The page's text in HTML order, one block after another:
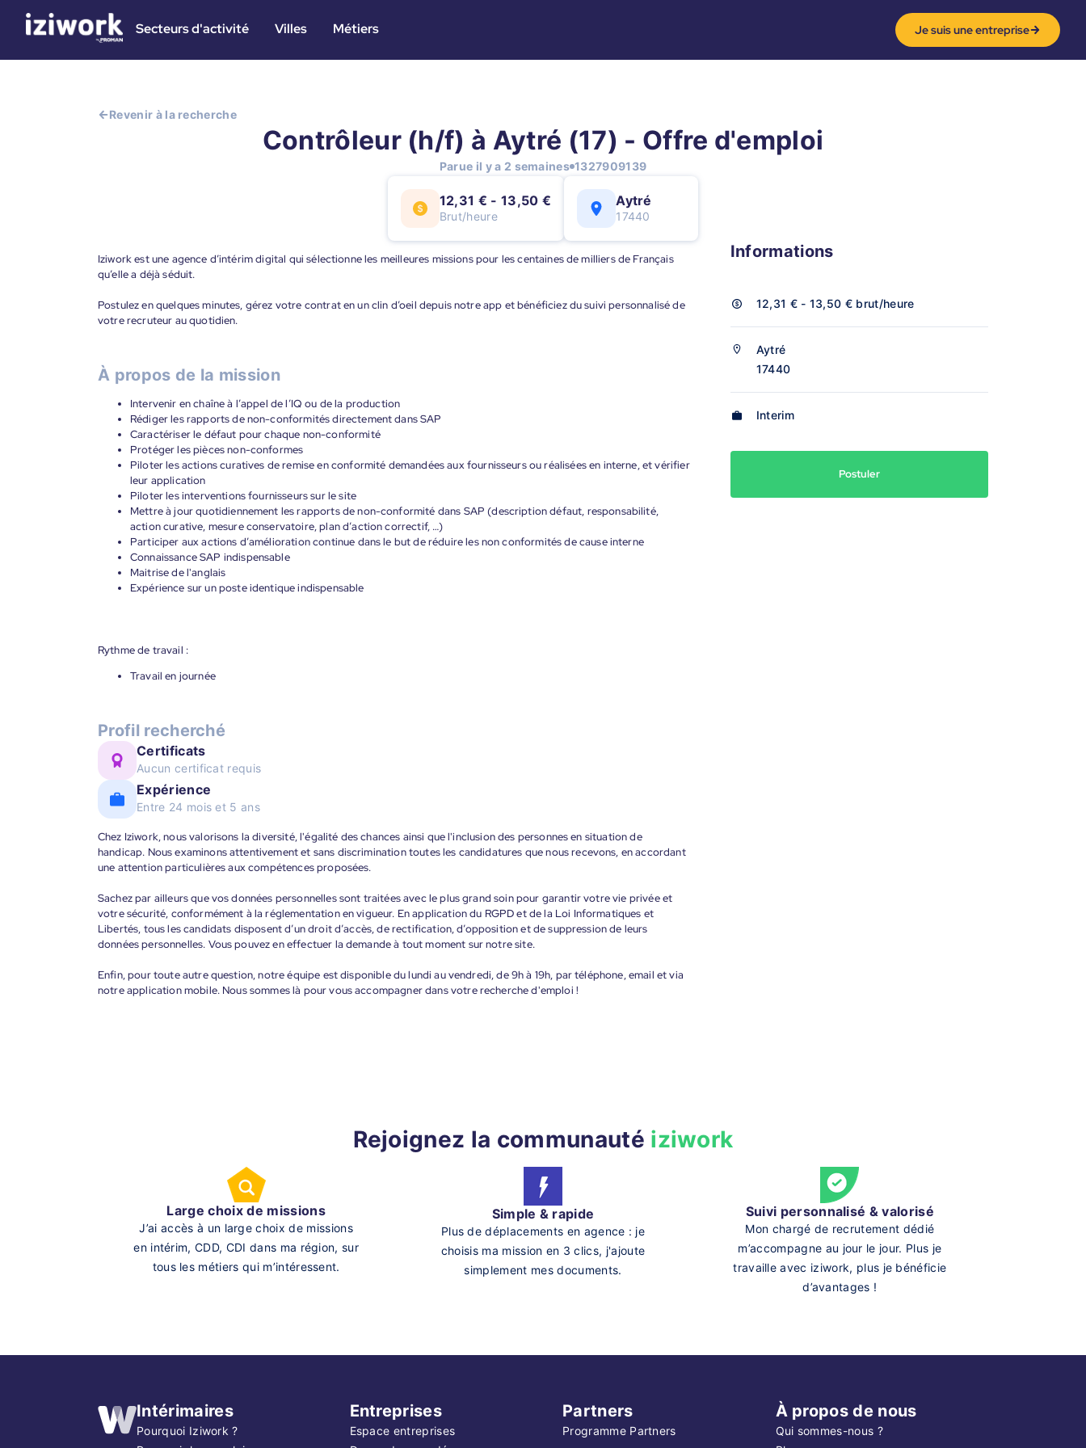
Secteurs d'activité Villes Métiers Je suis une entreprise
Revenir à la recherche
Contrôleur (h/f) à Aytré (17) - Offre d'emploi
Parue il y a 2 semaines 1327909139
12,31 € - 13,50 €
Brut/heure
Aytré
17440
Iziwork est une agence d’intérim digital qui sélectionne les meilleures missions pour les centaines de milliers de Français
qu’elle a déjà séduit.
Postulez en quelques minutes, gérez votre contrat en un clin d’oeil depuis notre app et bénéficiez du suivi personnalisé de
votre recruteur au quotidien.
À propos de la mission
Intervenir en chaîne à l’appel de l’IQ ou de la production
Rédiger les rapports de non-conformités directement dans SAP
Caractériser le défaut pour chaque non-conformité
Protéger les pièces non-conformes
Piloter les actions curatives de remise en conformité demandées aux fournisseurs ou réalisées en interne, et vérifier
leur application
Piloter les interventions fournisseurs sur le site
Mettre à jour quotidiennement les rapports de non-conformité dans SAP (description défaut, responsabilité,
action curative, mesure conservatoire, plan d’action correctif, …)
Participer aux actions d’amélioration continue dans le but de réduire les non conformités de cause interne
Connaissance SAP indispensable
Maitrise de l'anglais
Expérience sur un poste identique indispensable
Rythme de travail :
Travail en journée
Profil recherché
Certificats
Aucun certificat requis
Expérience
Entre 24 mois et 5 ans
Chez Iziwork, nous valorisons la diversité, l'égalité des chances ainsi que l'inclusion des personnes en situation de
handicap. Nous examinons attentivement et sans discrimination toutes les candidatures que nous recevons, en accordant
une attention particulières aux compétences proposées.
Sachez par ailleurs que vos données personnelles sont traitées avec le plus grand soin pour garantir votre vie privée et
votre sécurité, conformément à la réglementation en vigueur. En application du RGPD et de la Loi Informatiques et
Libertés, tous les candidats disposent d’un droit d’accès, de rectification, d’opposition et de suppression de leurs
données personnelles. Vous pouvez en effectuer la demande à tout moment sur notre site.
Enfin, pour toute autre question, notre équipe est disponible du lundi au vendredi, de 9h à 19h, par téléphone, email et via
notre application mobile. Nous sommes là pour vous accompagner dans votre recherche d'emploi !
Informations
12,31 € - 13,50 € brut/heure
Aytré
17440
Interim
Postuler
Rejoignez la communauté iziwork
Large choix de missions
J’ai accès à un large choix de missions
en intérim, CDD, CDI dans ma région, sur
tous les métiers qui m’intéressent.
Simple & rapide
Plus de déplacements en agence : je
choisis ma mission en 3 clics, j'ajoute
simplement mes documents.
Suivi personnalisé & valorisé
Mon chargé de recrutement dédié
m’accompagne au jour le jour. Plus je
travaille avec iziwork, plus je bénéficie
d’avantages !
Intérimaires
Pourquoi Iziwork ?
Entreprises
Espace entreprises
Partners
Programme Partners
À propos de nous
Qui sommes-nous ?